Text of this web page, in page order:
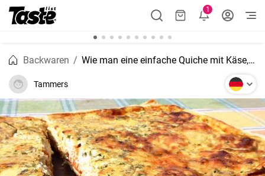
1
Backwaren Wie man eine einfache Quiche mit Käse, Pilzen und Spinat zubereitet
Tammers